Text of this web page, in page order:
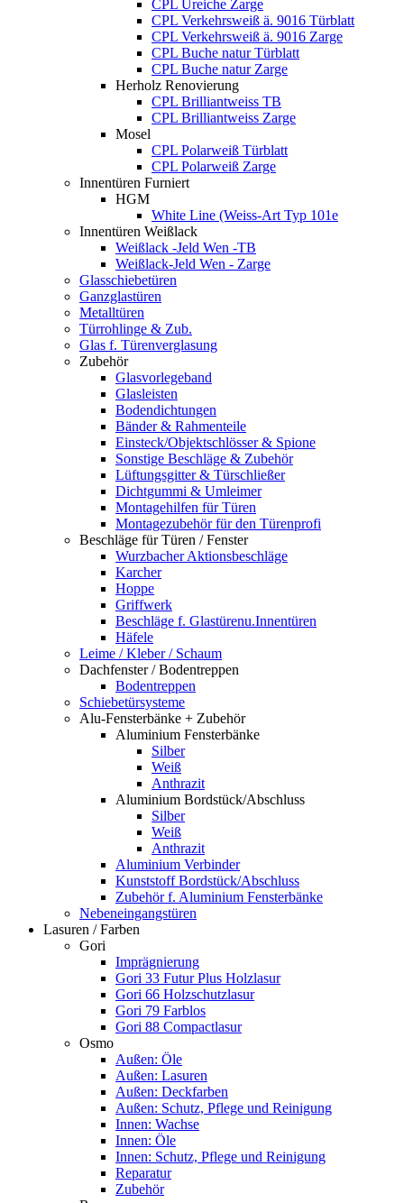
CPL Ureiche Zarge
CPL Verkehrsweiß ä. 9016 Türblatt
CPL Verkehrsweiß ä. 9016 Zarge
CPL Buche natur Türblatt
CPL Buche natur Zarge
Herholz Renovierung
CPL Brilliantweiss TB
CPL Brilliantweiss Zarge
Mosel
CPL Polarweiß Türblatt
CPL Polarweiß Zarge
Innentüren Furniert
HGM
White Line (Weiss-Art Typ 101e
Innentüren Weißlack
Weißlack -Jeld Wen -TB
Weißlack-Jeld Wen - Zarge
Glasschiebetüren
Ganzglastüren
Metalltüren
Türrohlinge & Zub.
Glas f. Türenverglasung
Zubehör
Glasvorlegeband
Glasleisten
Bodendichtungen
Bänder & Rahmenteile
Einsteck/Objektschlösser & Spione
Sonstige Beschläge & Zubehör
Lüftungsgitter & Türschließer
Dichtgummi & Umleimer
Montagehilfen für Türen
Montagezubehör für den Türenprofi
Beschläge für Türen / Fenster
Wurzbacher Aktionsbeschläge
Karcher
Hoppe
Griffwerk
Beschläge f. Glastürenu.Innentüren
Häfele
Leime / Kleber / Schaum
Dachfenster / Bodentreppen
Bodentreppen
Schiebetürsysteme
Alu-Fensterbänke + Zubehör
Aluminium Fensterbänke
Silber
Weiß
Anthrazit
Aluminium Bordstück/Abschluss
Silber
Weiß
Anthrazit
Aluminium Verbinder
Kunststoff Bordstück/Abschluss
Zubehör f. Aluminium Fensterbänke
Nebeneingangstüren
Lasuren / Farben
Gori
Imprägnierung
Gori 33 Futur Plus Holzlasur
Gori 66 Holzschutzlasur
Gori 79 Farblos
Gori 88 Compactlasur
Osmo
Außen: Öle
Außen: Lasuren
Außen: Deckfarben
Außen: Schutz, Pflege und Reinigung
Innen: Wachse
Innen: Öle
Innen: Schutz, Pflege und Reinigung
Reparatur
Zubehör